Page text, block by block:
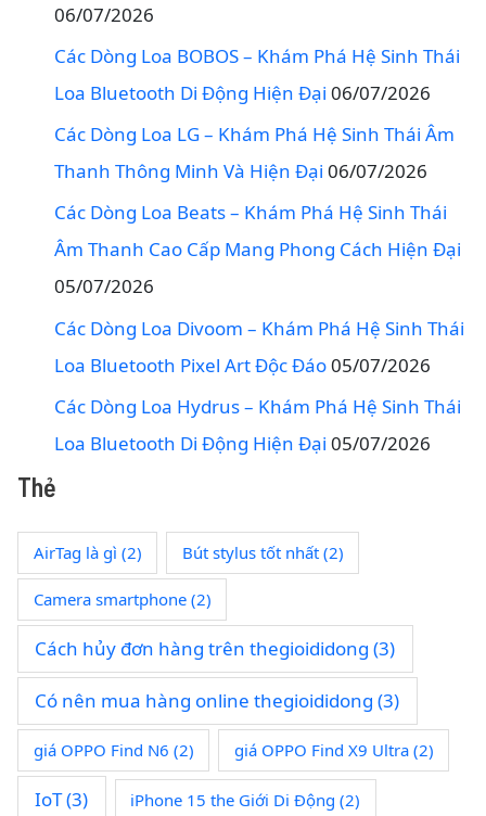
06/07/2026
Các Dòng Loa BOBOS – Khám Phá Hệ Sinh Thái
Loa Bluetooth Di Động Hiện Đại 06/07/2026
Các Dòng Loa LG – Khám Phá Hệ Sinh Thái Âm
Thanh Thông Minh Và Hiện Đại 06/07/2026
Các Dòng Loa Beats – Khám Phá Hệ Sinh Thái
Âm Thanh Cao Cấp Mang Phong Cách Hiện Đại
05/07/2026
Các Dòng Loa Divoom – Khám Phá Hệ Sinh Thái
Loa Bluetooth Pixel Art Độc Đáo05/07/2026
Các Dòng Loa Hydrus – Khám Phá Hệ Sinh Thái
Loa Bluetooth Di Động Hiện Đại 05/07/2026
Thẻ
AirTag là gì (2) Bút stylus tốt nhất(2)
Camera smartphone(2)
Cách hủy đơn hàng trên thegioididong (3)
Có nên mua hàng online thegioididong (3)
giá OPPO Find N6 (2) giá OPPO Find X9 Ultra(2)
IoT(3) iPhone 15 the Giới Di Động (2)